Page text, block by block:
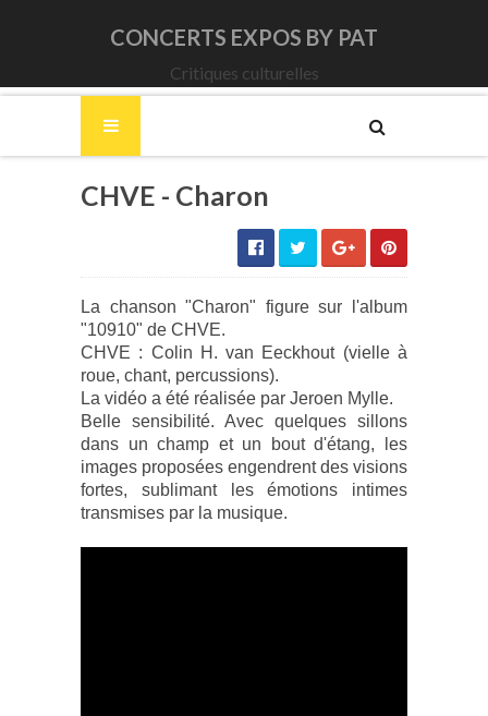
CONCERTS EXPOS BY PAT
Critiques culturelles
CHVE - Charon
La chanson "Charon" figure sur l'album
"10910" de CHVE.
CHVE : Colin H. van Eeckhout (vielle à
roue, chant, percussions).
La vidéo a été réalisée par Jeroen Mylle.
Belle sensibilité. Avec quelques sillons
dans un champ et un bout d'étang, les
images proposées engendrent des visions
fortes, sublimant les émotions intimes
transmises par la musique.